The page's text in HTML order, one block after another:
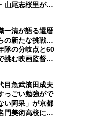
山尾志桜里が…
一清が語る還暦
の新たな挑戦…
隊の分岐点と60
挑む映画監督…
目魚武濱田成夫
っごい勉強がで
い阿呆」が京都
門美術高校に…